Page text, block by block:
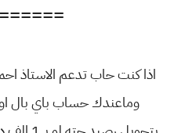
اذا كنت حاب تدعم الاستاذ
وماعندك حساب باي بال